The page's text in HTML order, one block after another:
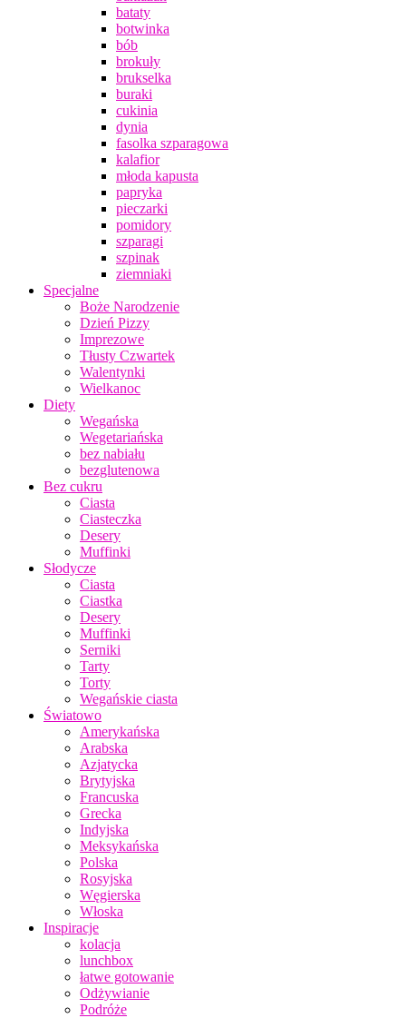
bataty
botwinka
bób
brokuły
brukselka
buraki
cukinia
dynia
fasolka szparagowa
kalafior
młoda kapusta
papryka
pieczarki
pomidory
szparagi
szpinak
ziemniaki
Specjalne
Boże Narodzenie
Dzień Pizzy
Imprezowe
Tłusty Czwartek
Walentynki
Wielkanoc
Diety
Wegańska
Wegetariańska
bez nabiału
bezglutenowa
Bez cukru
Ciasta
Ciasteczka
Desery
Muffinki
Słodycze
Ciasta
Ciastka
Desery
Muffinki
Serniki
Tarty
Torty
Wegańskie ciasta
Światowo
Amerykańska
Arabska
Azjatycka
Brytyjska
Francuska
Grecka
Indyjska
Meksykańska
Polska
Rosyjska
Węgierska
Włoska
Inspiracje
kolacja
lunchbox
łatwe gotowanie
Odżywianie
Podróże